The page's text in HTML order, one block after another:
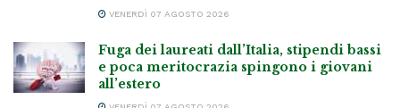
VENERDÌ 07 AGOSTO 2026
Fuga dei laureati dall’Italia, stipendi bassi
e poca meritocrazia spingono i giovani
all’estero